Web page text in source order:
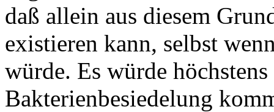
daß allein aus diesem
existieren kann, selbst
würde. Es würde
Bakterienbesiedelung